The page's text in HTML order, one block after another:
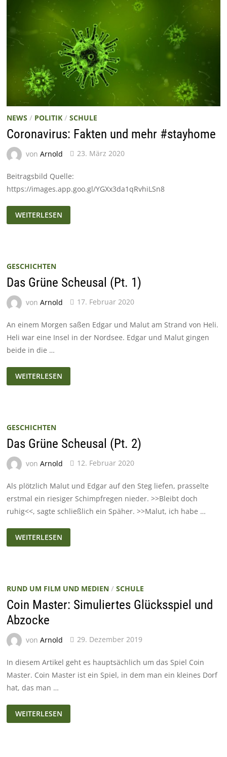
NEWS / POLITIK/ SCHULE
Coronavirus: Fakten und mehr #stayhome
von Arnold 23. März 2020
Beitragsbild Quelle:
https://images.app.goo.gl/YGXx3da1qRvhiLSn8
CORONAVIRUS:
FAKTEN
UND
WEITERLESEN
GESCHICHTEN
Das Grüne Scheusal (Pt. 1)
von Arnold 17. Februar 2020
An einem Morgen saßen Edgar und Malut am Strand von Heli.
Heli war eine Insel in der Nordsee. Edgar und Malut gingen
beide in die …
DAS
GRÜNE
SCHEUSAL
WEITERLESEN
GESCHICHTEN
Das Grüne Scheusal (Pt. 2)
von Arnold 12. Februar 2020
Als plötzlich Malut und Edgar auf den Steg liefen, prasselte
erstmal ein riesiger Schimpfregen nieder. >>Bleibt doch
ruhig<<, sagte schließlich ein Späher. >>Malut, ich habe …
DAS
GRÜNE
SCHEUSAL
WEITERLESEN
RUND UM FILM UND MEDIEN/ SCHULE
Coin Master: Simuliertes Glücksspiel und
Abzocke
von Arnold 29. Dezember 2019
In diesem Artikel geht es hauptsächlich um das Spiel Coin
Master. Coin Master ist ein Spiel, in dem man ein kleines Dorf
hat, das man …
COIN
MASTER:
SIMULIERTES
WEITERLESEN